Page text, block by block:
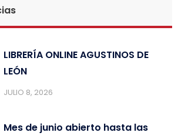
LIBRERÍA ONLINE AGUSTINOS DE
LEÓN
JULIO 8, 2026
Mes de junio abierto hasta las